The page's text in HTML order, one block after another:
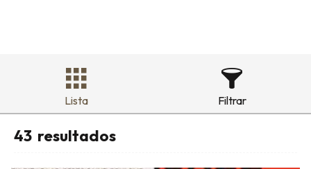
Lista Filtrar
43 resultados